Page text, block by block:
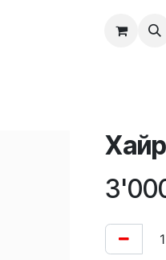
Хямдрал ♻️